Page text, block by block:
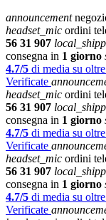
announcement
headset_mic ordini
56 31 907
consegna in 1 giorno
4.7/5 di media su
Verificate
headset_mic ordini
56 31 907
consegna in 1 giorno
4.7/5 di media su
Verificate
headset_mic ordini
56 31 907
consegna in 1 giorno
4.7/5 di media su
Verificate